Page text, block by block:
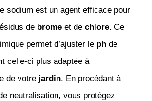
sodium est un agent efficace pour
de bromeet de chlore. Ce
permet d’ajuster le phde
celle-ci plus adaptée à
de votre jardin. En procédant à
neutralisation, vous protégez